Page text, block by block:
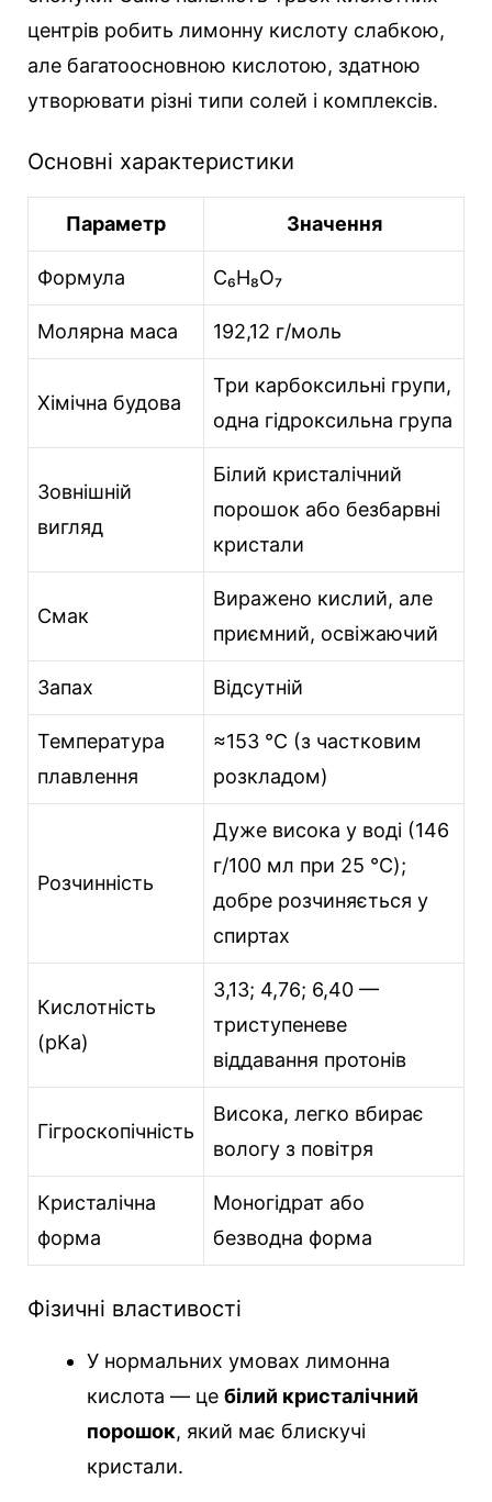
центрів робить лимонну кислоту слабкою,
але багатоосновною кислотою, здатною
утворювати різні типи солей і комплексів.
Основні характеристики
Параметр Значення
Формула C₆H₈O₇
Молярна маса 192,12 г/моль
Хімічна будова
Три карбоксильні групи,
одна гідроксильна група
Зовнішній
вигляд
Білий кристалічний
порошок або безбарвні
кристали
Смак
Виражено кислий, але
приємний, освіжаючий
Запах Відсутній
Температура
плавлення
≈153 °C (з частковим
розкладом)
Розчинність
Дуже висока у воді (146
г/100 мл при 25 °C);
добре розчиняється у
спиртах
Кислотність
(pKa)
3,13; 4,76; 6,40 —
триступеневе
віддавання протонів
Гігроскопічність
Висока, легко вбирає
вологу з повітря
Кристалічна
форма
Моногідрат або
безводна форма
Фізичні властивості
У нормальних умовах лимонна
кислота — це білий кристалічний
порошок, який має блискучі
кристали.